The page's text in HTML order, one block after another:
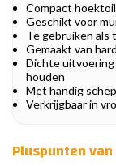
Compact
Geschikt voor
Te gebruiken als
Gemaakt van
Dichte
houden
Met handig
Verkrijgbaar in
Pluspunten